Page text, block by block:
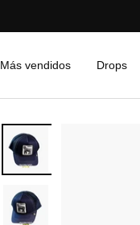
al
Más vendidos Drops